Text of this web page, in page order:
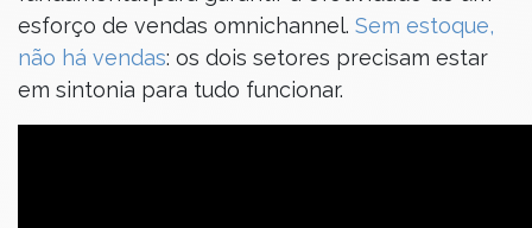
esforço de vendas omnichannel. Sem estoque,
não há vendas: os dois setores precisam estar
em sintonia para tudo funcionar.